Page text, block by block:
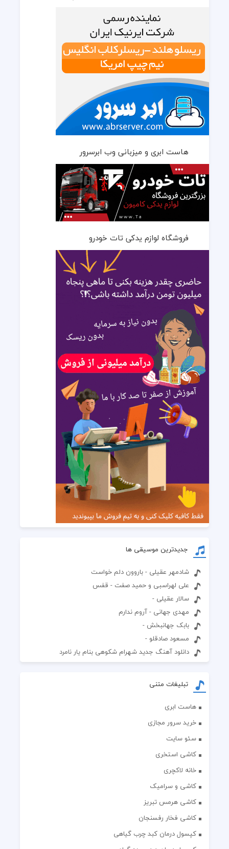
هاست ابری و میزبانی وب ابرسرور
فروشگاه لوازم یدکی تات خودرو
جدیدترین موسیقی ها
شادمهر عقیلی - باروون دلم خواست
علی لهراسبی و حمید صفت - قفس
سالار عقیلی -
مهدی جهانی - آروم ندارم
بابک جهانبخش -
مسعود صادقلو -
دانلود آهنگ جدید شهرام شکوهی بنام یار نامرد
تبلیغات متنی
هاست ابری
خرید سرور مجازی
سئو سایت
کاشی استخری
خانه لاکچری
کاشی و سرامیک
کاشی هرمس تبریز
کاشی فخار رفسنجان
کپسول درمان کبد چرب گیاهی